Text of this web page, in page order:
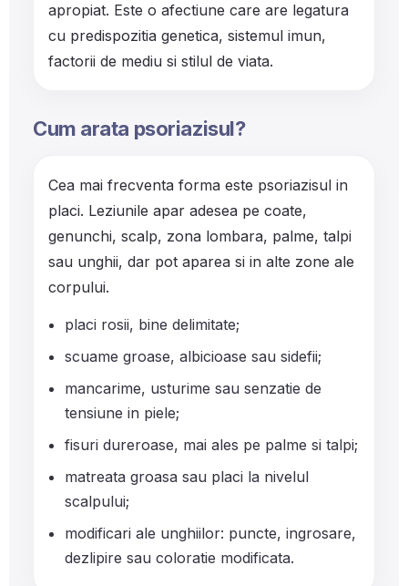
apropiat. Este o afectiune care are legatura
cu predispozitia genetica, sistemul imun,
factorii de mediu si stilul de viata.
Cum arata psoriazisul?
Cea mai frecventa forma este psoriazisul in
placi. Leziunile apar adesea pe coate,
genunchi, scalp, zona lombara, palme, talpi
sau unghii, dar pot aparea si in alte zone ale
corpului.
placi rosii, bine delimitate;
scuame groase, albicioase sau sidefii;
mancarime, usturime sau senzatie de
tensiune in piele;
fisuri dureroase, mai ales pe palme si talpi;
matreata groasa sau placi la nivelul
scalpului;
modificari ale unghiilor: puncte, ingrosare,
dezlipire sau coloratie modificata.